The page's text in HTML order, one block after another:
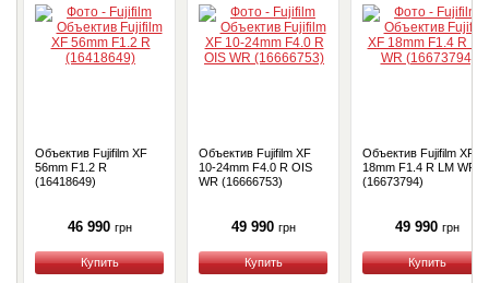
Объектив Fujifilm XF
56mm F1.2 R
(16418649)
46 990 грн
Купить
Объектив Fujifilm XF
10-24mm F4.0 R OIS
WR (16666753)
49 990 грн
Купить
Объектив Fujifilm XF
18mm F1.4 R LM WR
(16673794)
49 990 грн
Купить